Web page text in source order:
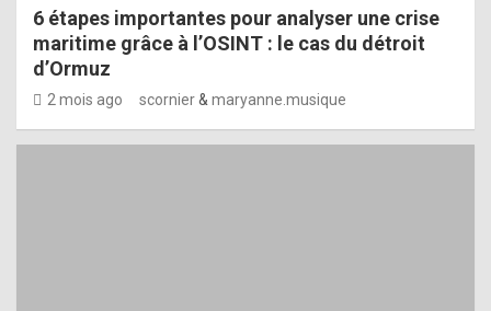
6 étapes importantes pour analyser une crise
maritime grâce à l’OSINT : le cas du détroit
d’Ormuz
2 mois ago scornier& maryanne.musique